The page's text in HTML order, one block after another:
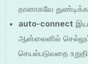
தானாகவே
auto-connect
ஆன்லைனில்
செயல்படுவதை